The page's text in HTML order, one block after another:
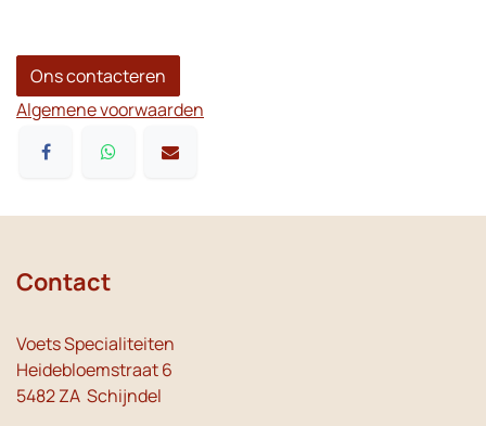
Ons contacteren
Algemene voorwaarden
Contact
Voets Specialiteiten
Heidebloemstraat 6
5482 ZA Schijndel